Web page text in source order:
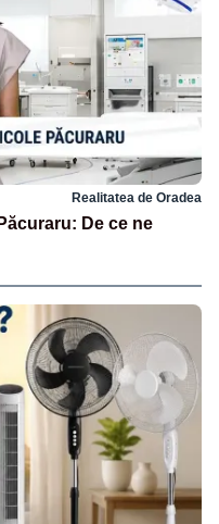
Realitatea de Oradea
De ce ne